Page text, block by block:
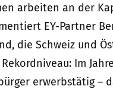
arbeiten an der
EY-Partner
die Schweiz und
Im
erwerbstätig –